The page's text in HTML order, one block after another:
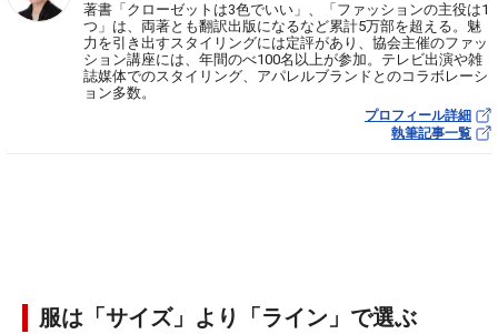
著書「クローゼットは3色でいい」、「ファッションの主役は1
つ」は、両著とも翻訳出版になるなど累計5万部を超える。魅
力を引き出すスタイリングには定評があり、協会主催のファッ
ション講座には、年間のべ100名以上が参加。テレビ出演や雑
誌媒体でのスタイリング、アパレルブランドとのコラボレーシ
ョン多数。
プロフィール詳細
執筆記事一覧
服は「サイズ」より「ライン」で選ぶ